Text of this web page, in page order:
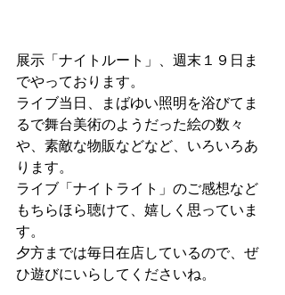
展示「ナイトルート」、週末１９日ま
でやっております。
ライブ当日、まばゆい照明を浴びてま
るで舞台美術のようだった絵の数々
や、素敵な物販などなど、いろいろあ
ります。
ライブ「ナイトライト」のご感想など
もちらほら聴けて、嬉しく思っていま
す。
夕方までは毎日在店しているので、ぜ
ひ遊びにいらしてくださいね。